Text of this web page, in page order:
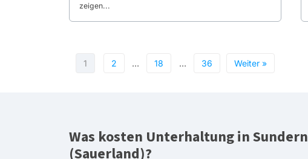
zeigen...
1 2 … 18 … 36 Weiter »
Was kosten Unterhaltung in Sundern
(Sauerland)?